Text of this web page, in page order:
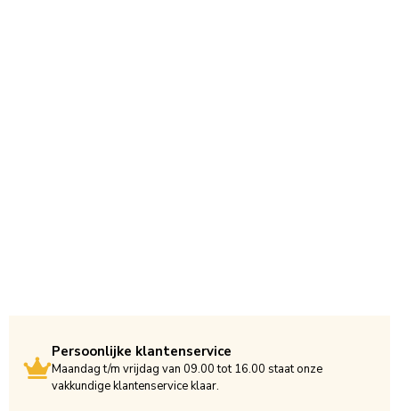
Persoonlijke klantenservice
Maandag t/m vrijdag van 09.00 tot 16.00 staat onze
vakkundige klantenservice klaar.